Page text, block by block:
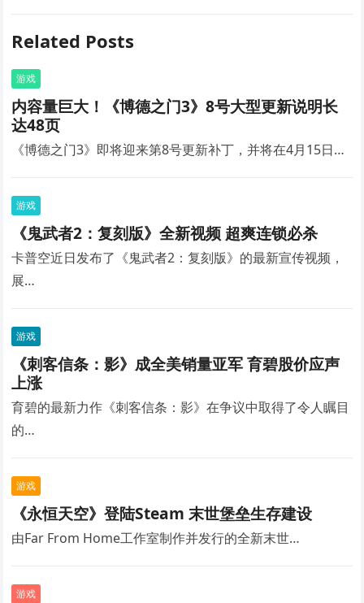
Related Posts
游戏
内容量巨大！《博德之门3》8号大型更新说明长
达48页
《博德之门3》即将迎来第8号更新补丁，并将在4月15日…
游戏
《鬼武者2：复刻版》全新视频 超爽连锁必杀
卡普空近日发布了《鬼武者2：复刻版》的最新宣传视频，
展…
游戏
《刺客信条：影》成全美销量亚军 育碧股价应声
上涨
育碧的最新力作《刺客信条：影》在争议中取得了令人瞩目
的…
游戏
《永恒天空》登陆Steam 末世堡垒生存建设
由Far From Home工作室制作并发行的全新末世…
游戏